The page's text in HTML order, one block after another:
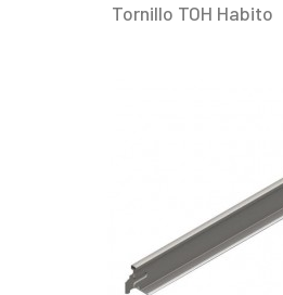
Tornillo TOH Habito